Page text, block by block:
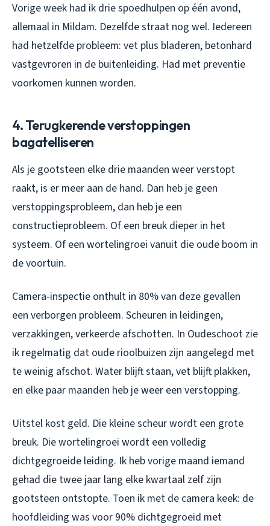
Vorige week had ik drie spoedhulpen op één avond,
allemaal in Mildam. Dezelfde straat nog wel. Iedereen
had hetzelfde probleem: vet plus bladeren, betonhard
vastgevroren in de buitenleiding. Had met preventie
voorkomen kunnen worden.
4. Terugkerende verstoppingen
bagatelliseren
Als je gootsteen elke drie maanden weer verstopt
raakt, is er meer aan de hand. Dan heb je geen
verstoppingsprobleem, dan heb je een
constructieprobleem. Of een breuk dieper in het
systeem. Of een wortelingroei vanuit die oude boom in
de voortuin.
Camera-inspectie onthult in 80% van deze gevallen
een verborgen probleem. Scheuren in leidingen,
verzakkingen, verkeerde afschotten. In Oudeschoot zie
ik regelmatig dat oude rioolbuizen zijn aangelegd met
te weinig afschot. Water blijft staan, vet blijft plakken,
en elke paar maanden heb je weer een verstopping.
Uitstel kost geld. Die kleine scheur wordt een grote
breuk. Die wortelingroei wordt een volledig
dichtgegroeide leiding. Ik heb vorige maand iemand
gehad die twee jaar lang elke kwartaal zelf zijn
gootsteen ontstopte. Toen ik met de camera keek: de
hoofdleiding was voor 90% dichtgegroeid met